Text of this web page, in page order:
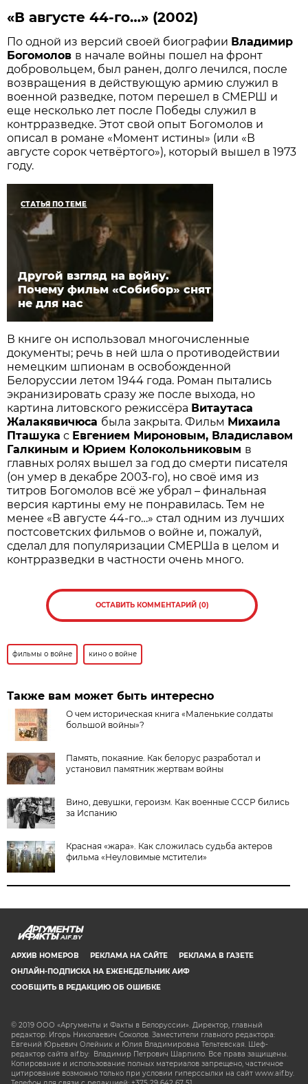
«В августе 44-го…» (2002)
По одной из версий своей биографии Владимир
Богомолов в начале войны пошел на фронт
добровольцем, был ранен, долго лечился, после
возвращения в действующую армию служил в
военной разведке, потом перешел в СМЕРШ и
еще несколько лет после Победы служил в
контрразведке. Этот свой опыт Богомолов и
описал в романе «Момент истины» (или «В
августе сорок четвёртого»), который вышел в 1973
году.
СТАТЬЯ ПО ТЕМЕ
Другой взгляд на войну.
Почему фильм «Собибор» снят
не для нас
В книге он использовал многочисленные
документы; речь в ней шла о противодействии
немецким шпионам в освобожденной
Белоруссии летом 1944 года. Роман пытались
экранизировать сразу же после выхода, но
картина литовского режиссёра Витаутаса
Жалакявичюса была закрыта. Фильм Михаила
Пташука с Евгением Мироновым, Владиславом
Галкиным и Юрием Колокольниковым в
главных ролях вышел за год до смерти писателя
(он умер в декабре 2003-го), но своё имя из
титров Богомолов всё же убрал – финальная
версия картины ему не понравилась. Тем не
менее «В августе 44-го…» стал одним из лучших
постсоветских фильмов о войне и, пожалуй,
сделал для популяризации СМЕРШа в целом и
контрразведки в частности очень много.
ОСТАВИТЬ КОММЕНТАРИЙ (0)
фильмы о войне кино о войне
Также вам может быть интересно
О чем историческая книга «Маленькие солдаты
большой войны»?
Память, покаяние. Как белорус разработал и
установил памятник жертвам войны
Вино, девушки, героизм. Как военные СССР бились
за Испанию
Красная «жара». Как сложилась судьба актеров
фильма «Неуловимые мстители»
AIF.BY
АРХИВ НОМЕРОВ РЕКЛАМА НА САЙТЕ
РЕКЛАМА В ГАЗЕТЕ
ОНЛАЙН-ПОДПИСКА НА ЕЖЕНЕДЕЛЬНИК АИФ
СООБЩИТЬ В РЕДАКЦИЮ ОБ ОШИБКЕ
© 2019 ООО «Аргументы и Факты в Белоруссии». Директор, главный
редактор: Игорь Николаевич Соколов. Заместители главного редактора:
Евгений Юрьевич Олейник и Юлия Владимировна Тельтевская. Шеф-
редактор сайта aif.by: Владимир Петрович Шарпило. Все права защищены.
Копирование и использование полных материалов запрещено, частичное
цитирование возможно только при условии гиперссылки на сайт www.aif.by.